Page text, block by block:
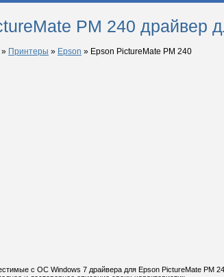
PM 240 драйвер
» Принтеры » Epson » Epson PictureMate PM 240
с ОС Windows 7 драйвера для Epson PictureMate PM